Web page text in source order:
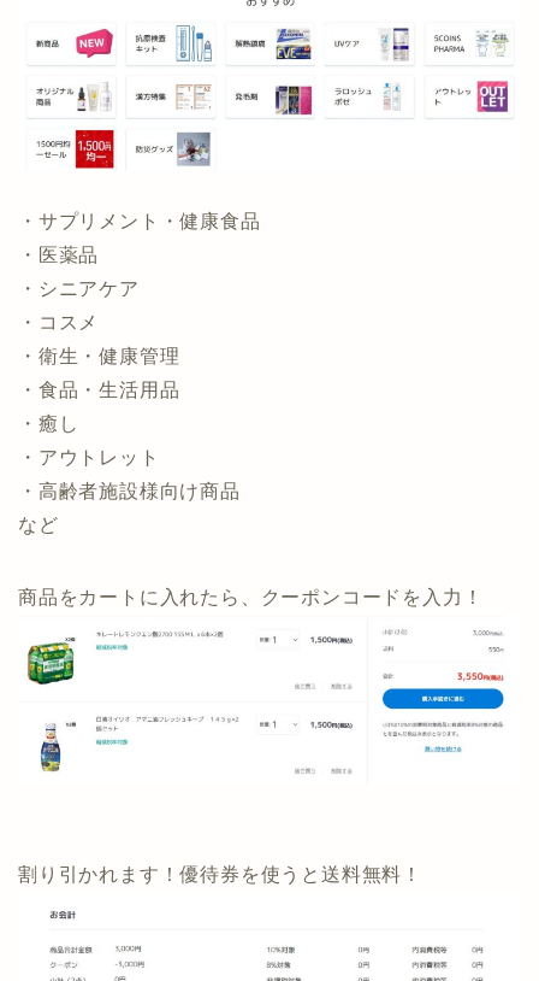
・サプリメント・健康食品
・医薬品
・シニアケア
・コスメ
・衛生・健康管理
・食品・生活用品
・癒し
・アウトレット
・高齢者施設様向け商品
など
商品をカートに入れたら、クーポンコードを入力！
割り引かれます！優待券を使うと送料無料！